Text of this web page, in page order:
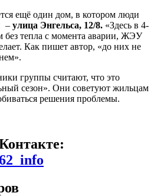
ещё один дом, в котором люди
– улица Энгельса, 12/8. «Здесь в 4-
без тепла с момента аварии, ЖЭУ
Как пишет автор, «до них не
группы считают, что это
сезон». Они советуют жильцам
решения проблемы.